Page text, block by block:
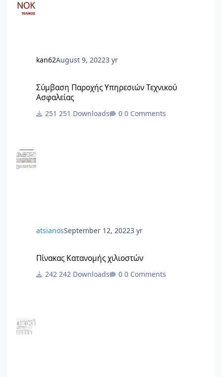
kan62August 9, 20223 yr
Σύμβαση Παροχής Υπηρεσιών Τεχνικού
Ασφαλείας
251 Downloads 0 Comments
atsianosSeptember 12, 20223 yr
Πίνακας Κατανομής χιλιοστών
242 Downloads 0 Comments